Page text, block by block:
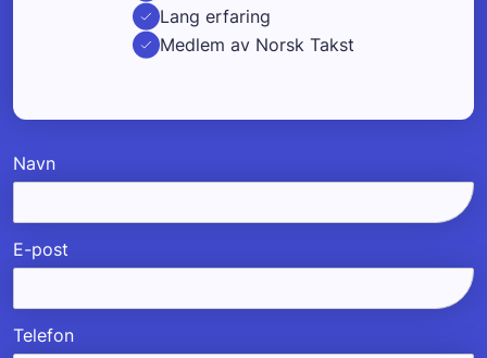
Lang erfaring
Medlem av Norsk Takst
Navn
E-post
Telefon